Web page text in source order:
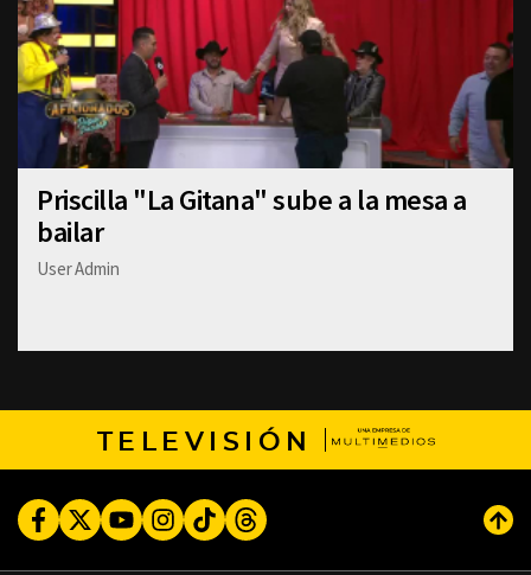
Priscilla "La Gitana" sube a la mesa a
bailar
User Admin
TELEVISIÓN
FacebookTwitterYoutubeInstagram
TikTokThreads